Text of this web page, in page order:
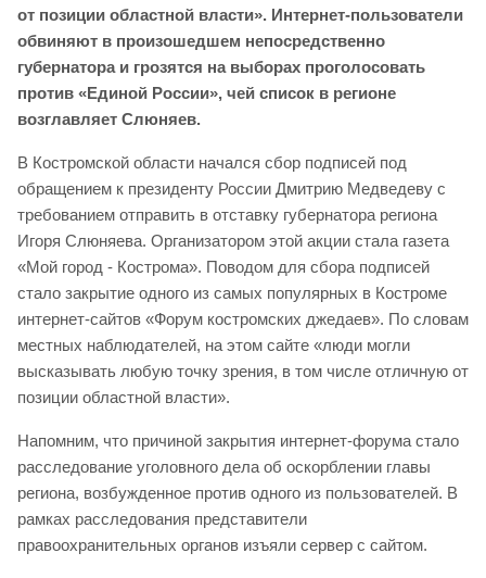
от позиции областной власти». Интернет-пользователи
обвиняют в произошедшем непосредственно
губернатора и грозятся на выборах проголосовать
против «Единой России», чей список в регионе
возглавляет Слюняев.
В Костромской области начался сбор подписей под
обращением к президенту России Дмитрию Медведеву с
требованием отправить в отставку губернатора региона
Игоря Слюняева. Организатором этой акции стала газета
«Мой город - Кострома». Поводом для сбора подписей
стало закрытие одного из самых популярных в Костроме
интернет-сайтов «Форум костромских джедаев». По словам
местных наблюдателей, на этом сайте «люди могли
высказывать любую точку зрения, в том числе отличную от
позиции областной власти».
Напомним, что причиной закрытия интернет-форума стало
расследование уголовного дела об оскорблении главы
региона, возбужденное против одного из пользователей. В
рамках расследования представители
правоохранительных органов изъяли сервер с сайтом.